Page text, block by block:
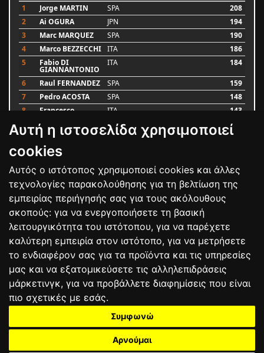
Αυτή η ιστοσελίδα χρησιμοποιεί
cookies
Αυτός ο ιστότοπος χρησιμοποιεί cookies και άλλες
τεχνολογίες παρακολούθησης για τη βελτίωση της
εμπειρίας περιήγησής σας για τους ακόλουθους
σκοπούς: για να ενεργοποιήσετε τη βασική
λειτουργικότητα του ιστότοπου, για να παρέχετε
καλύτερη εμπειρία στον ιστότοπο, για να μετρήσετε
το ενδιαφέρον σας για τα προϊόντα και τις υπηρεσίες
μας και να εξατομικεύσετε τις αλληλεπιδράσεις
μάρκετινγκ, για να προβάλλετε διαφημίσεις που είναι
πιο σχετικές με εσάς.
Συμφωνώ
Αρνούμαι
1 Jorge MARTIN SPA
208
2
Ai OGURA JPN
194
3
Marc MARQUEZ SPA
190
4
Marco BEZZECCHI ITA
186
5
Fabio DI
GIANNANTONIO
ITA 184
6 Raul FERNANDEZ SPA
159
7
Pedro ACOSTA SPA
148
8
Francesco ITA 143
9 Alex MARQUEZ SPA
Luca MARINI
Bαθμολογία
ΟΡΟΙ ΧΡΗΣΗΣΠΟΛΙΤΙΚΗ ΠΡΟΣΤΑΣΙΑΣ
ΑΓΩΝΕΣΑΠΟΤΕΛΕΣΜΑΤΑΑΓΟΡΑ